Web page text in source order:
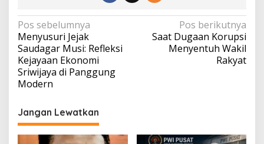
Navigasi
pos
Pos sebelumnya
Menyusuri Jejak
Saudagar Musi: Refleksi
Kejayaan Ekonomi
Sriwijaya di Panggung
Modern
Pos berikutnya
Saat Dugaan Korupsi
Menyentuh Wakil
Rakyat
Jangan Lewatkan